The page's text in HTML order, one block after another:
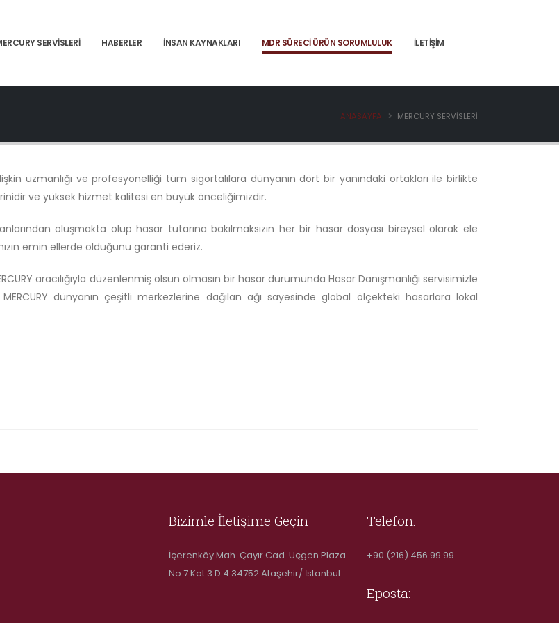
SERVISLERI HABERLER İNSAN KAYNAKLARI MDR SÜRECI ÜRÜN SORUMLULUK İLETIŞIM
ANASAYFA MERCURY SERVISLERI
uzmanlığı ve profesyonelliği tüm sigortalılara dünyanın dört bir yanındaki ortakları ile birlikte
ve yüksek hizmet kalitesi en büyük önceliğimizdir.
oluşmakta olup hasar tutarına bakılmaksızın her bir hasar dosyası bireysel olarak ele
emin ellerde olduğunu garanti ederiz.
aracılığıyla düzenlenmiş olsun olmasın bir hasar durumunda Hasar Danışmanlığı servisimizle
dünyanın çeşitli merkezlerine dağılan ağı sayesinde global ölçekteki hasarlara lokal
Bizimle İletişime Geçin
İçerenköy Mah. Çayır Cad. Üçgen Plaza
No:7 Kat:3 D:4 34752 Ataşehir/ İstanbul
Telefon:
+90 (216) 456 99 99
Eposta: